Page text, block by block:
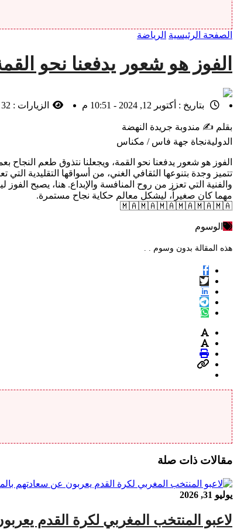
الصفحة الرئيسية الرياضة
الفوز هو شعور يدفعنا نحو
بتاريخ : أكتوبر 12, 2024 - 10:51 م الزيارات : 32
بقلم ✍️ مندوبة جريدة النهضة
الدوليةنجاة جهة فاس / مكناس
الفوز هو شعور يدفعنا نحو القمة، ويجعلنا نتذوق طعم
تتميز وجدة بتنوعها الثقافي الغني، من أسواقها التقليدية
والفنية التي تعزز من روح المنافسة والإبداع. هنا، يصبح
مهما كان صغيراً، ليشكل معالم حكاية نجاح مستمرة.
🇲🇦🇲🇦🇲🇦🇲🇦🇲🇦🇲🇦
الوسوم
هذه المقالة بدون وسوم . .
مقالات ذات صلة
يوليو 31, 2026
لاعبو المنتخب المغربي لكرة القدم